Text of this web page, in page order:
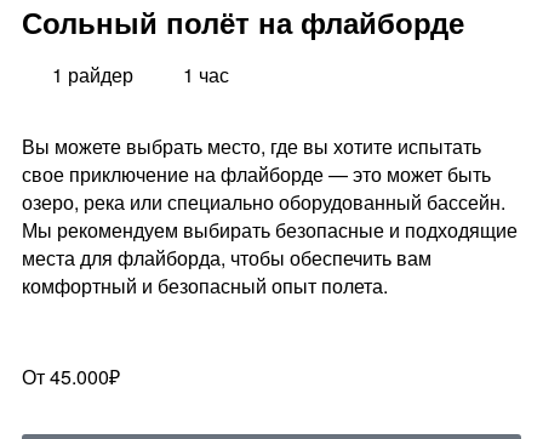
Сольный полёт на флайборде
1 райдер 1 час
Вы можете выбрать место, где вы хотите испытать
свое приключение на флайборде — это может быть
озеро, река или специально оборудованный бассейн.
Мы рекомендуем выбирать безопасные и подходящие
места для флайборда, чтобы обеспечить вам
комфортный и безопасный опыт полета.
От 45.000₽